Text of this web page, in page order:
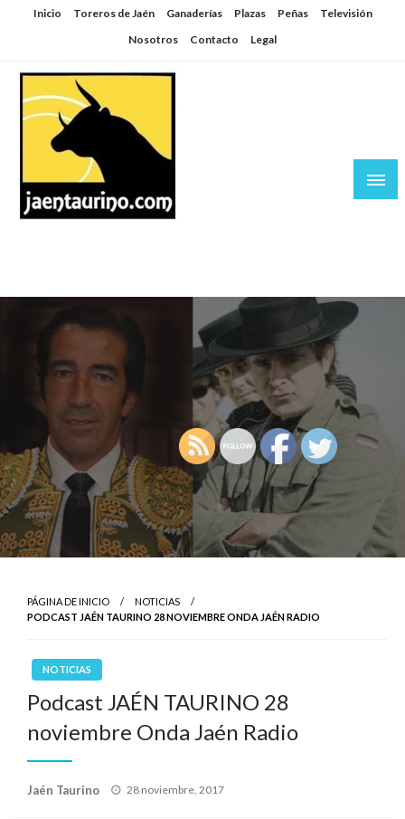
SaltarInicio Toreros de Jaén Ganaderías Plazas Peñas
Televisión
Nosotros
Contacto Legal
PÁGINA DE INICIO
NOTICIAS
PODCAST JAÉN TAURINO 28 NOVIEMBRE ONDA JAÉN RADIO
NOTICIAS
Podcast JAÉN TAURINO 28
noviembre Onda Jaén Radio
Jaén Taurino
Publicado
28 noviembre, 2017